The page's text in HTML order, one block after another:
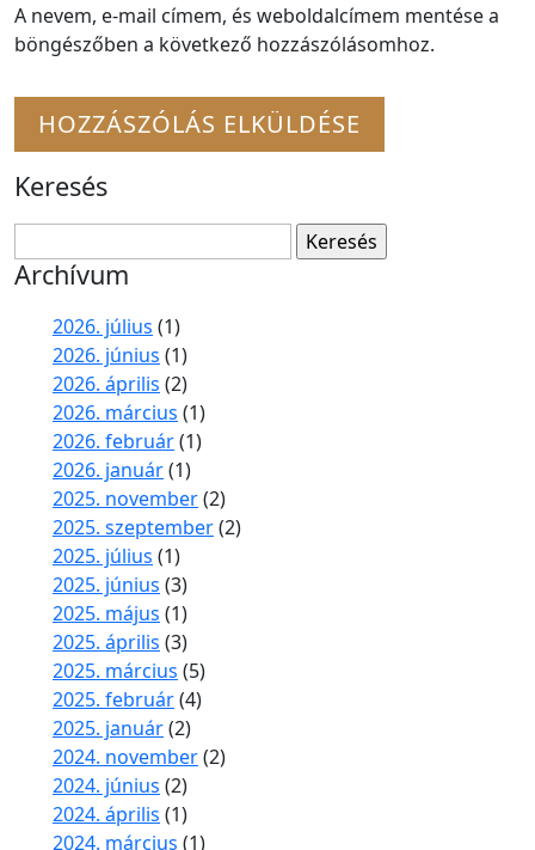
A nevem, e-mail címem, és weboldalcímem mentése a
böngészőben a következő hozzászólásomhoz.
Keresés
Archívum
2026. július (1)
2026. június (1)
2026. április (2)
2026. március (1)
2026. február(1)
2026. január(1)
2025. november(2)
2025. szeptember(2)
2025. július (1)
2025. június (3)
2025. május (1)
2025. április (3)
2025. március (5)
2025. február(4)
2025. január(2)
2024. november(2)
2024. június (2)
2024. április (1)
2024. március (1)